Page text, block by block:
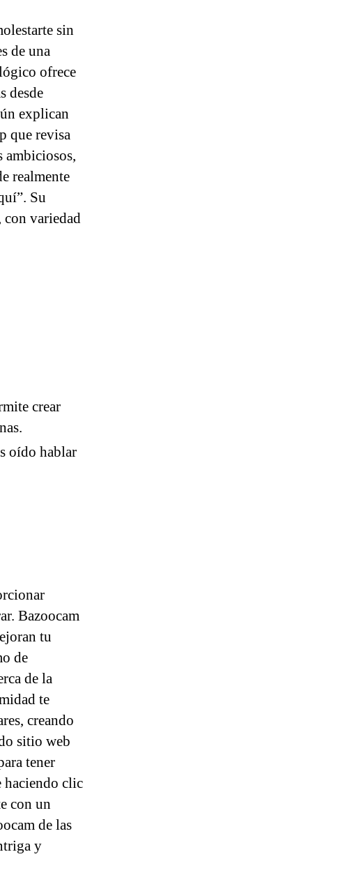
sin
de una
ofrece
desde
explican
que revisa
ambiciosos,
realmente
Su
con variedad
crear
oído hablar
Bazoocam
tu
de
de la
te
creando
sitio web
tener
haciendo clic
con un
de las
y